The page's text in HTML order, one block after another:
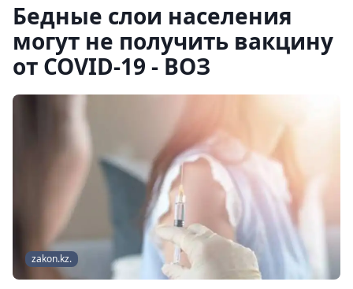
Бедные слои населения
могут не получить вакцину
от COVID-19 - ВОЗ
zakon.kz.